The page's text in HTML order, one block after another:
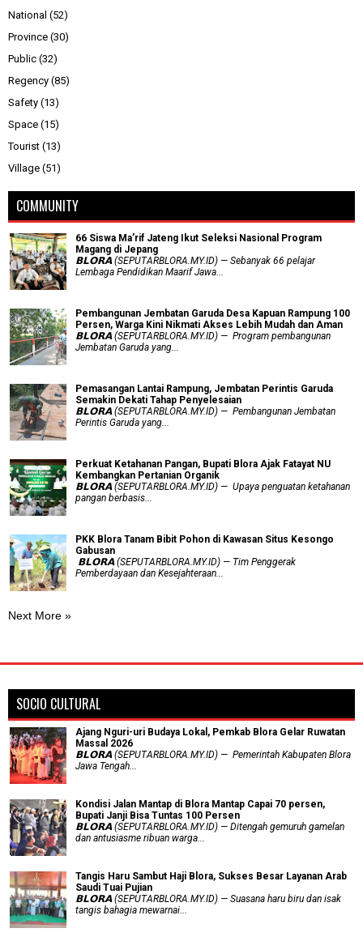
National (52)
Province (30)
Public (32)
Regency (85)
Safety (13)
Space (15)
Tourist (13)
Village (51)
COMMUNITY
66 Siswa Ma’rif Jateng Ikut Seleksi Nasional Program
Magang di Jepang
𝗕𝗟𝗢𝗥𝗔 (SEPUTARBLORA.MY.ID) — Sebanyak 66 pelajar
Lembaga Pendidikan Maarif Jawa...
Pembangunan Jembatan Garuda Desa Kapuan Rampung 100
Persen, Warga Kini Nikmati Akses Lebih Mudah dan Aman
𝗕𝗟𝗢𝗥𝗔 (SEPUTARBLORA.MY.ID) — Program pembangunan
Jembatan Garuda yang...
Pemasangan Lantai Rampung, Jembatan Perintis Garuda
Semakin Dekati Tahap Penyelesaian
𝗕𝗟𝗢𝗥𝗔 (SEPUTARBLORA.MY.ID) — Pembangunan Jembatan
Perintis Garuda yang...
​Perkuat Ketahanan Pangan, Bupati Blora Ajak Fatayat NU
Kembangkan Pertanian Organik
𝗕𝗟𝗢𝗥𝗔 (SEPUTARBLORA.MY.ID) — Upaya penguatan ketahanan
pangan berbasis...
PKK Blora Tanam Bibit Pohon di Kawasan Situs Kesongo
Gabusan
‎ 𝗕𝗟𝗢𝗥𝗔 (SEPUTARBLORA.MY.ID) — Tim Penggerak
Pemberdayaan dan Kesejahteraan...
Next More »
SOCIO CULTURAL
Ajang Nguri-uri Budaya Lokal, Pemkab Blora Gelar Ruwatan
Massal 2026
𝗕𝗟𝗢𝗥𝗔 (SEPUTARBLORA.MY.ID) — Pemerintah Kabupaten Blora
Jawa Tengah...
Kondisi Jalan Mantap di Blora Mantap Capai 70 persen,
Bupati Janji Bisa Tuntas 100 Persen
𝗕𝗟𝗢𝗥𝗔 (SEPUTARBLORA.MY.ID) — Ditengah gemuruh gamelan
dan antusiasme ribuan warga...
Tangis Haru Sambut Haji Blora, Sukses Besar Layanan Arab
Saudi Tuai Pujian
𝗕𝗟𝗢𝗥𝗔 (SEPUTARBLORA.MY.ID) — Suasana haru biru dan isak
tangis bahagia mewarnai...